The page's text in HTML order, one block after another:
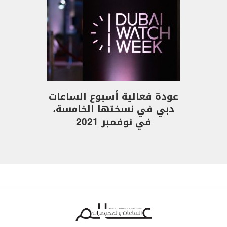
عودة فعالية أسبوع الساعات
دبي في نسختها الخامسة،
في نوفمبر 2021